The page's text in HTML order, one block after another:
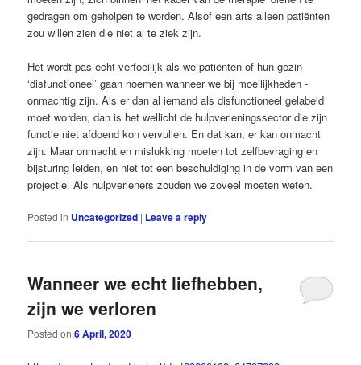
gedragen om geholpen te worden. Alsof een arts alleen patiënten
zou willen zien die niet al te ziek zijn.
Het wordt pas echt verfoeilijk als we ­patiënten of hun gezin
‘disfunctioneel’ gaan noemen wanneer we bij moeilijkheden ­
onmachtig zijn. Als er dan al iemand als ­disfunctioneel gelabeld
moet worden, dan is het wellicht de hulpverleningssector die zijn
functie niet afdoend kon vervullen. En dat kan, er kan onmacht
zijn. Maar onmacht en mislukking moeten tot zelfbevraging en
bijsturing leiden, en niet tot een beschuldiging in de vorm van een
projectie. Als hulpverleners zouden we zoveel moeten weten.
Posted in Uncategorized | Leave a reply
Wanneer we echt liefhebben,
zijn we verloren
Posted on6 April, 2020